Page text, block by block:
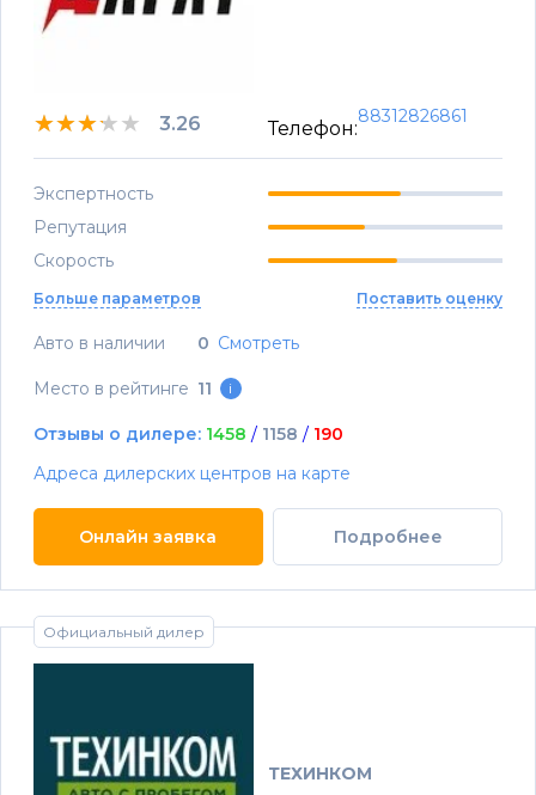
★★★★★
★★★★★
★★★★★ 3.26 Телефон:
88312826861
Экспертность
Репутация
Скорость
Больше параметров Поставить оценку
Авто в наличии 0 Смотреть
Место в рейтинге 11 i
Отзывы о дилере: 1458 / 1158 / 190
Адреса дилерских центров на карте
Онлайн заявка Подробнее
Официальный дилер
ТЕХИНКОМ